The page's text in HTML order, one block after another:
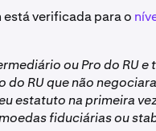
verificada para o
ou Pro do RU
do RU que não
estatuto na primeira
fiduciárias ou